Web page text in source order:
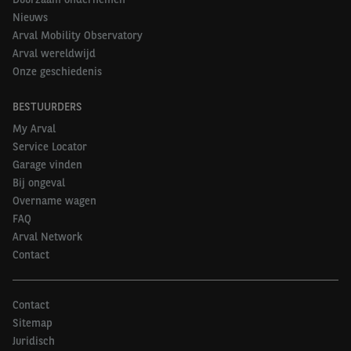
Agnès Dutot
compliancedirecteur
Lapon op die op pensioen gaat. In haar loopbaan van
meer dan 30 jaar bij BNP Paribas bekleedde ze
internationaal niveau. In de 30 landen waar Arval
Nieuws
Arval Mobility Observatory
Arval wereldwijd
Onze geschiedenis
BESTUURDERS
My Arval
Service Locator
Garage vinden
Bij ongeval
Overname wagen
FAQ
Arval Network
Contact
Contact
Sitemap
Juridisch